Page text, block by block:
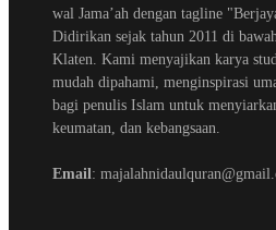
wal Jama’ah dengan tagline
Didirikan sejak tahun 2011 di
Klaten. Kami menyajikan karya
mudah dipahami, menginspirasi
bagi penulis Islam untuk
keumatan, dan kebangsaan.
Email: